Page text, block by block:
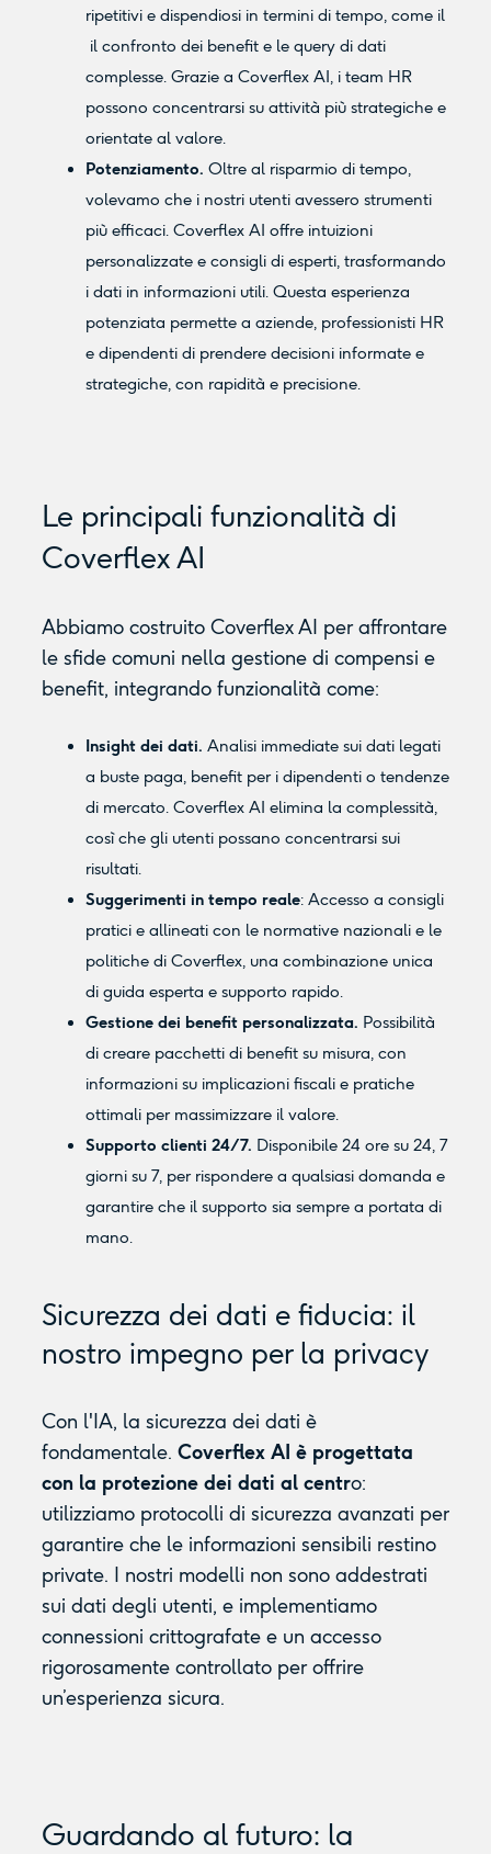
ripetitivi e dispendiosi in termini di tempo, come il
il confronto dei benefit e le query di dati
complesse. Grazie a Coverflex AI, i team HR
possono concentrarsi su attività più strategiche e
orientate al valore.
Potenziamento. Oltre al risparmio di tempo,
volevamo che i nostri utenti avessero strumenti
più efficaci. Coverflex AI offre intuizioni
personalizzate e consigli di esperti, trasformando
i dati in informazioni utili. Questa esperienza
potenziata permette a aziende, professionisti HR
e dipendenti di prendere decisioni informate e
strategiche, con rapidità e precisione.
Le principali funzionalità di
Coverflex AI
Abbiamo costruito Coverflex AI per affrontare
le sfide comuni nella gestione di compensi e
benefit, integrando funzionalità come:
Insight dei dati. Analisi immediate sui dati legati
a buste paga, benefit per i dipendenti o tendenze
di mercato. Coverflex AI elimina la complessità,
così che gli utenti possano concentrarsi sui
risultati.
Suggerimenti in tempo reale: Accesso a consigli
pratici e allineati con le normative nazionali e le
politiche di Coverflex, una combinazione unica
di guida esperta e supporto rapido.
Gestione dei benefit personalizzata. Possibilità
di creare pacchetti di benefit su misura, con
informazioni su implicazioni fiscali e pratiche
ottimali per massimizzare il valore.
Supporto clienti 24/7. Disponibile 24 ore su 24, 7
giorni su 7, per rispondere a qualsiasi domanda e
garantire che il supporto sia sempre a portata di
mano.
Sicurezza dei dati e fiducia: il
nostro impegno per la privacy
Con l'IA, la sicurezza dei dati è
fondamentale. Coverflex AI è progettata
con la protezione dei dati al centro:
utilizziamo protocolli di sicurezza avanzati per
garantire che le informazioni sensibili restino
private. I nostri modelli non sono addestrati
sui dati degli utenti, e implementiamo
connessioni crittografate e un accesso
rigorosamente controllato per offrire
un’esperienza sicura.
Guardando al futuro: la